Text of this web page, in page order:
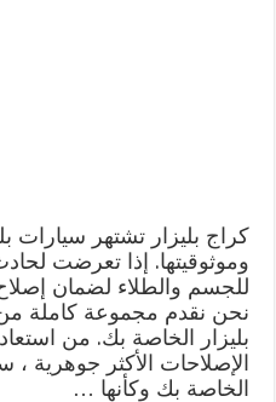
كراج بليزار تشتهر سيارات
وموثوقيتها. إذا تعرضت
للجسم والطلاء لضمان
نحن نقدم مجموعة كاملة
بليزار الخاصة بك. من
الإصلاحات الأكثر جوهرية
الخاصة بك وكأنها …